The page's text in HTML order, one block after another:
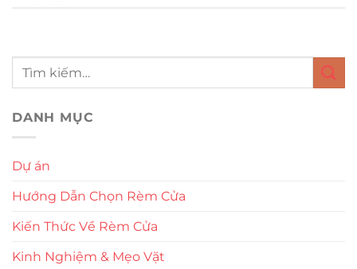
DANH MỤC
Dự án
Hướng Dẫn Chọn Rèm Cửa
Kiến Thức Về Rèm Cửa
Kinh Nghiệm & Mẹo Vặt